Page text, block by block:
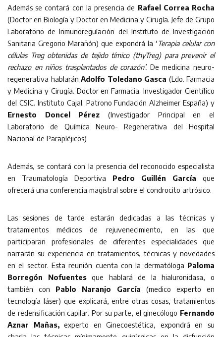
Además se contará con la presencia de Rafael Correa Rocha
(Doctor en Biología y Doctor en Medicina y Cirugía. Jefe de Grupo
Laboratorio de Inmunoregulación del Instituto de Investigación
Sanitaria Gregorio Marañón) que expondrá la ‘Terapia celular con
células Treg obtenidas de tejido tímico (thyTreg) para prevenir el
rechazo en niños trasplantados de corazón’. De medicina neuro-
regenerativa hablarán Adolfo Toledano Gasca (Ldo. Farmacia
y Medicina y Cirugía. Doctor en Farmacia. Investigador Científico
del CSIC. Instituto Cajal. Patrono Fundación Alzheimer España) y
Ernesto Doncel Pérez (Investigador Principal en el
Laboratorio de Química Neuro- Regenerativa del Hospital
Nacional de Parapléjicos).
Además, se contará con la presencia del reconocido especialista
en Traumatología Deportiva Pedro Guillén García que
ofrecerá una conferencia magistral sobre el condrocito artrósico.
Las sesiones de tarde estarán dedicadas a las técnicas y
tratamientos médicos de rejuvenecimiento, en las que
participaran profesionales de diferentes especialidades que
narrarán su experiencia en tratamientos, técnicas y novedades
en el sector. Esta reunión cuenta con la dermatóloga Paloma
Borregón Nofuentesque hablará de la hialuronidasa, o
también con Pablo Naranjo García (medico experto en
tecnología láser) que explicará, entre otras cosas, tratamientos
de redensificación capilar. Por su parte, el ginecólogo Fernando
Aznar Mañas,experto en Ginecoestética, expondrá en su